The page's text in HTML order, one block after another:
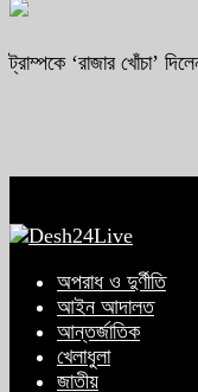
ট্রাম্পকে ‘রাজার খোঁচা’
অপরাধ ও দুর্ণীতি
আইন আদালত
আন্তর্জাতিক
খেলাধুলা
জাতীয়